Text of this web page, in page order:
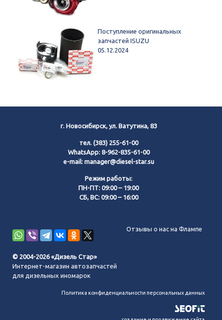
Поступление оригинальных
запчастей ISUZU
05.12.2024
г. Новосибирск, ул. Ватутина, 83
тел. (383) 255-61-00
WhatsApp: 8-962-835-61-00
e-mail: manager@diesel-star.su
Режим работы:
ПН-ПТ: 09:00 – 19:00
СБ, ВС: 09:00 – 16:00
Отзывы о нас на Флампе
© 2004-2026 «Дизель Стар»
Интернет-магазин автозапчастей
для дизельных иномарок
Политика конфиденциальности персональных данных